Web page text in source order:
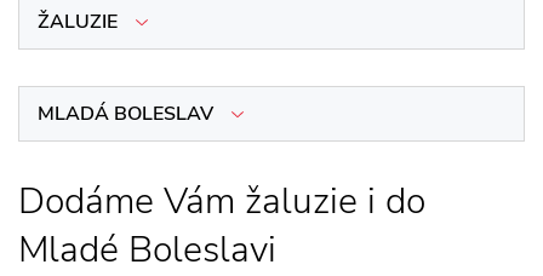
ŽALUZIE
MLADÁ BOLESLAV
Dodáme Vám žaluzie i do
Mladé Boleslavi